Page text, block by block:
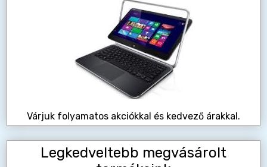
Várjuk folyamatos akciókkal és kedvező árakkal.
Legkedveltebb megvásárolt